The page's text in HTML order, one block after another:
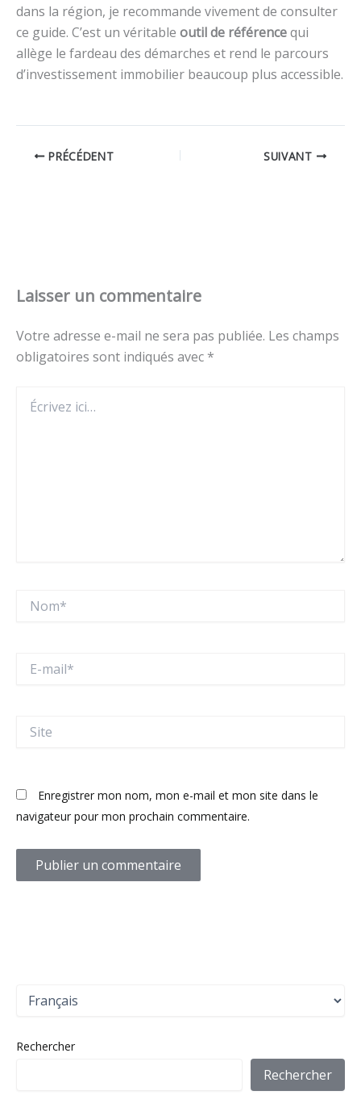
dans la région, je recommande vivement de consulter
ce guide. C’est un véritable outil de référencequi
allège le fardeau des démarches et rend le parcours
d’investissement immobilier beaucoup plus accessible.
PRÉCÉDENT SUIVANT
Laisser un commentaire
Votre adresse e-mail ne sera pas publiée. Les champs
obligatoires sont indiqués avec *
ici…
mail*
Enregistrer mon nom, mon e-mail et mon site dans le
navigateur pour mon prochain commentaire.
i
s
Rechercher
Rechercher